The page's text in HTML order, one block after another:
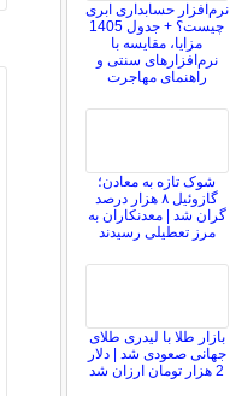
نرم‌افزار حسابداری ابری
چیست؟ + جدول 1405
مزایا، مقایسه با
نرم‌افزارهای سنتی و
راهنمای مهاجرت
شوک تازه به معادن؛
گازوئیل ۸ هزار درصد
گران شد | معدنکاران به
مرز تعطیلی رسیدند
بازار طلا با لیدری طلای
جهانی صعودی شد | دلار
2 هزار تومان ارزان شد